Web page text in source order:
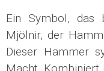
Ein Symbol, das
Mjölnir, der
Dieser Hammer